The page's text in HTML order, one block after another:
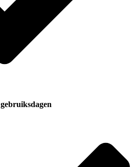
gebruiksdagen